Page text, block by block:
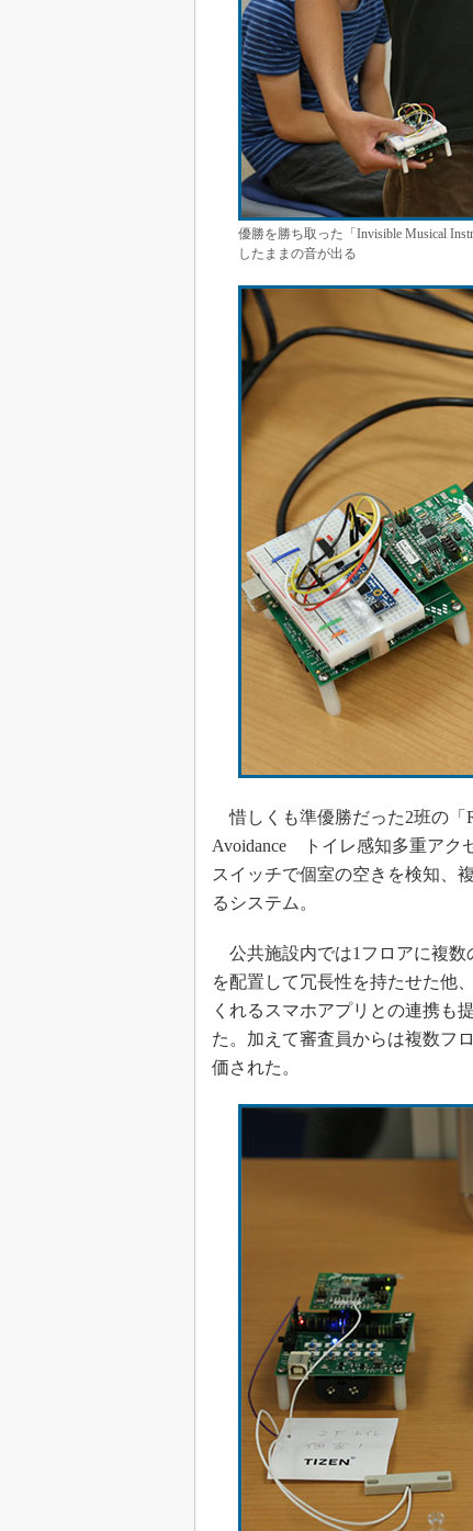
優勝を勝ち取った「Invisible Musical
したままの音が出る
惜しくも準優勝だった2班の「
Avoidance トイレ感知多重アク
スイッチで個室の空きを検知、
るシステム。
公共施設内では1フロアに複数
を配置して冗長性を持たせた他
くれるスマホアプリとの連携も
た。加えて審査員からは複数フ
価された。